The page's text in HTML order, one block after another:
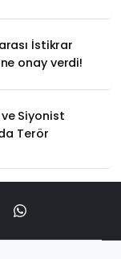
İstikrar
onay verdi!
Siyonist
Terör